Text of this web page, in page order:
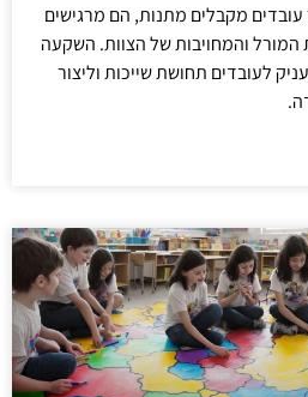
מקבלים מתנות, הם מרגישים
המורל והמחויבות של הצוות. השקעה
לעובדים תחושת שייכות וליצור